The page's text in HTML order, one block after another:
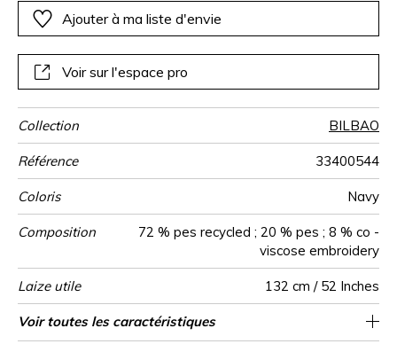
coton pour la broderie nous donnent un tissu doux et
généreux.
Ajouter à ma liste d'envie
Voir sur l'espace pro
Collection BILBAO
Référence 33400544
Coloris Navy
Composition
72 % pes recycled ; 20 % pes ; 8 % co -
viscose embroidery
Laize utile 132 cm / 52 Inches
Rétrécissement <3%
Raccord Raccord droit
Sens De large
Poids g/m² 410
Performance
Accoustique
aw - 0.15
Usage
Entretien
Pays d'origine Inde
Rapport
Horizontal
33 cm / 13 Inches
Rapport
Vertical
32 cm / 13 Inches
Voir toutes les caractéristiques